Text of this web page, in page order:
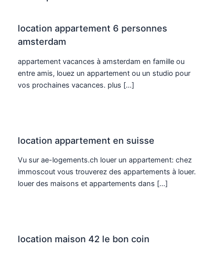
location appartement 6 personnes
amsterdam
appartement vacances à amsterdam en famille ou
entre amis, louez un appartement ou un studio pour
vos prochaines vacances. plus […]
location appartement en suisse
Vu sur ae-logements.ch louer un appartement: chez
immoscout vous trouverez des appartements à louer.
louer des maisons et appartements dans […]
location maison 42 le bon coin